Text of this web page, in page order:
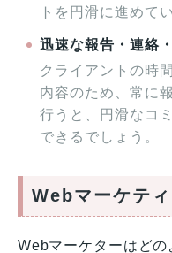
トを円滑に進めて
迅速な報告・連絡
クライアントの時
内容のため、常に
行うと、円滑なコ
できるでしょう。
Webマーケテ
Webマーケターはど